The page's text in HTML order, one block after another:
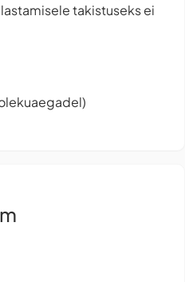
takistuseks ei